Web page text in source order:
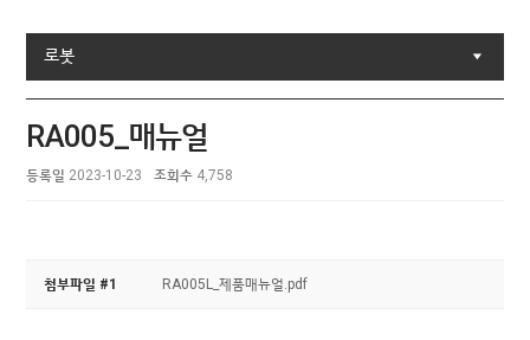
로봇
RA005_매뉴얼
등록일 2023-10-23 조회수 4,758
첨부파일 #1 RA005L_제품매뉴얼.pdf